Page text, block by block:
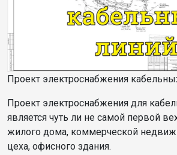
Проект электроснабжения
Проект электроснабжения для
является чуть ли не самой первой
жилого дома, коммерческой
цеха, офисного здания.